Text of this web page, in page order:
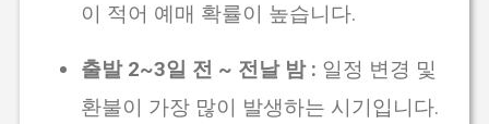
이 적어 예매 확률이 높습니다.
출발 2~3일 전 ~ 전날 밤 : 일정 변경 및
환불이 가장 많이 발생하는 시기입니다.